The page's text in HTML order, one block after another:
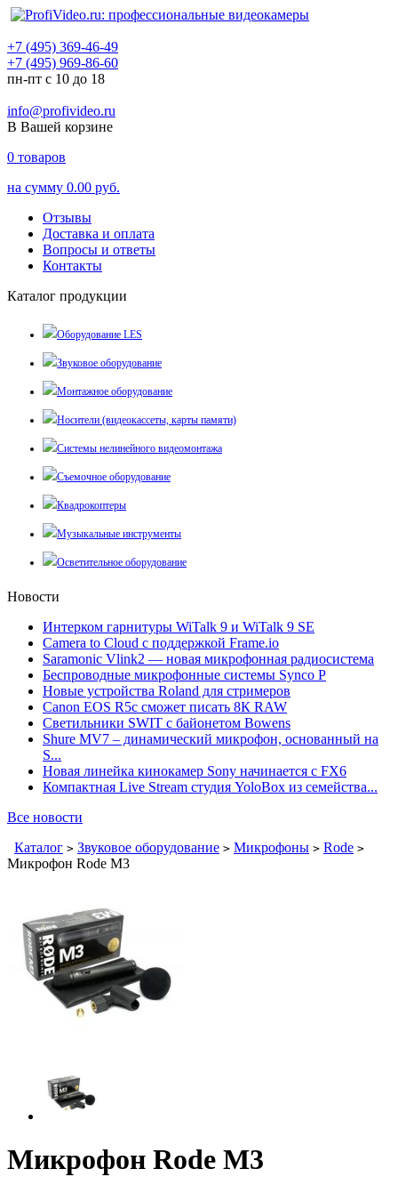
+7 (495) 369-46-49
+7 (495) 969-86-60
пн-пт с 10 до 18
info@profivideo.ru
В Вашей корзине
0 товаров
на сумму 0.00 руб.
Отзывы
Доставка и оплата
Вопросы и ответы
Контакты
Каталог продукции
Оборудование LES
Звуковое оборудование
Монтажное оборудование
Носители (видеокассеты, карты памяти)
Системы нелинейного видеомонтажа
Съемочное оборудование
Квадрокоптеры
Музыкальные инструменты
Осветительное оборудование
Новости
Интерком гарнитуры WiTalk 9 и WiTalk 9 SE
Camera to Cloud с поддержкой Frame.io
Saramonic Vlink2 — новая микрофонная радиосистема
Беспроводные микрофонные системы Synco P
Новые устройства Roland для стримеров
Canon EOS R5c сможет писать 8К RAW
Светильники SWIT с байонетом Bowens
Shure MV7 – динамический микрофон, основанный на
S...
Новая линейка кинокамер Sony начинается с FX6
Компактная Live Stream студия YoloBox из семейства...
Все новости
Каталог > Звуковое оборудование > Микрофоны > Rode >
Микрофон Rode M3
Микрофон Rode M3